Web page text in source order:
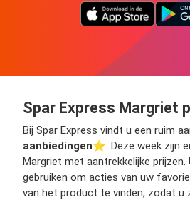
Spar Express Margriet
Bij Spar Express vindt u een ruim
aanbiedingen⭐️. Deze week zijn
Margriet met aantrekkelijke
gebruiken om acties van uw
van het product te vinden, zodat u